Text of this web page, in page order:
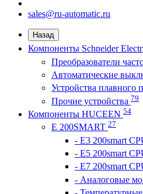
sales@ru-automatic.ru
Назад
Компоненты Schneider
Преобразователи
Автоматические
Устройства плавного
Прочие устройства 79
Компоненты HUCEEN 54
E 200SMART 27
- E3 200smart
- E5 200smart
- E7 200smart
- Аналоговые